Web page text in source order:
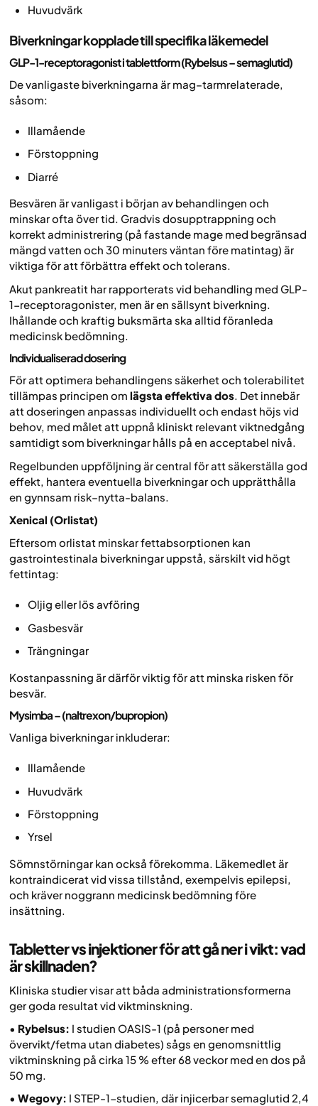
Huvudvärk
Biverkningar kopplade till specifika läkemedel
GLP-1-receptoragonist i tablettform (Rybelsus – semaglutid)
De vanligaste biverkningarna är mag–tarmrelaterade,
såsom:
Illamående
Förstoppning
Diarré
Besvären är vanligast i början av behandlingen och
minskar ofta över tid. Gradvis dosupptrappning och
korrekt administrering (på fastande mage med begränsad
mängd vatten och 30 minuters väntan före matintag) är
viktiga för att förbättra effekt och tolerans.
Akut pankreatit har rapporterats vid behandling med GLP-
1-receptoragonister, men är en sällsynt biverkning.
Ihållande och kraftig buksmärta ska alltid föranleda
medicinsk bedömning.
Individualiserad dosering
För att optimera behandlingens säkerhet och tolerabilitet
tillämpas principen om lägsta effektiva dos. Det innebär
att doseringen anpassas individuellt och endast höjs vid
behov, med målet att uppnå kliniskt relevant viktnedgång
samtidigt som biverkningar hålls på en acceptabel nivå.
Regelbunden uppföljning är central för att säkerställa god
effekt, hantera eventuella biverkningar och upprätthålla
en gynnsam risk–nytta-balans.
Xenical (Orlistat)
Eftersom orlistat minskar fettabsorptionen kan
gastrointestinala biverkningar uppstå, särskilt vid högt
fettintag:
Oljig eller lös avföring
Gasbesvär
Trängningar
Kostanpassning är därför viktig för att minska risken för
besvär.
Mysimba – (naltrexon/bupropion)
Vanliga biverkningar inkluderar:
Illamående
Huvudvärk
Förstoppning
Yrsel
Sömnstörningar kan också förekomma. Läkemedlet är
kontraindicerat vid vissa tillstånd, exempelvis epilepsi,
och kräver noggrann medicinsk bedömning före
insättning.
Tabletter vs injektioner för att gå ner i vikt: vad
är skillnaden?
Kliniska studier visar att båda administrationsformerna
ger goda resultat vid viktminskning.
• Rybelsus: I studien OASIS-1 (på personer med
övervikt/fetma utan diabetes) sågs en genomsnittlig
viktminskning på cirka 15 % efter 68 veckor med en dos på
50 mg.
• Wegovy: I STEP-1-studien, där injicerbar semaglutid 2,4